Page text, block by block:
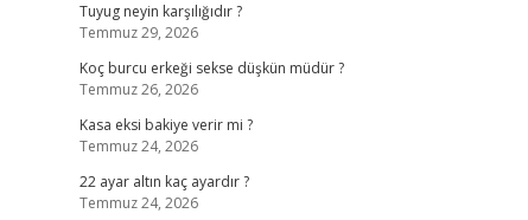
Tuyug neyin karşılığıdır ?
Temmuz 29, 2026
Koç burcu erkeği sekse düşkün müdür ?
Temmuz 26, 2026
Kasa eksi bakiye verir mi ?
Temmuz 24, 2026
22 ayar altın kaç ayardır ?
Temmuz 24, 2026